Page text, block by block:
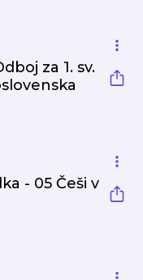
za 1. sv.
- 05 Češi v